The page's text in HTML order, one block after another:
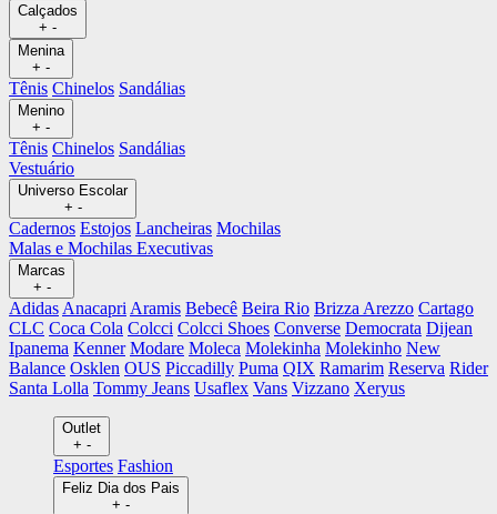
Calçados
+ -
Menina
+ -
Tênis Chinelos Sandálias
Menino
+ -
Tênis Chinelos Sandálias
Vestuário
Universo Escolar
+ -
Cadernos Estojos Lancheiras Mochilas
Malas e Mochilas Executivas
Marcas
+ -
Adidas Anacapri Aramis Bebecê Beira Rio Brizza Arezzo Cartago
CLC Coca Cola Colcci Colcci Shoes Converse Democrata Dijean
Ipanema Kenner Modare Moleca Molekinha Molekinho New
Balance Osklen OUS Piccadilly Puma QIX Ramarim Reserva Rider
Santa Lolla Tommy Jeans Usaflex Vans Vizzano Xeryus
Outlet
+ -
Esportes Fashion
Feliz Dia dos Pais
+ -